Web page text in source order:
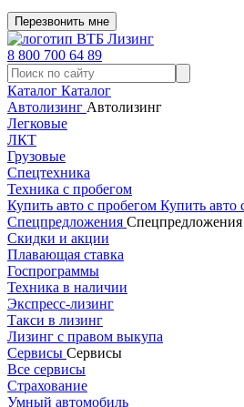
Перезвонить мне
8 800 700 64 89
Каталог Каталог
Автолизинг Автолизинг
Легковые
ЛКТ
Грузовые
Спецтехника
Техника с пробегом
Купить авто с пробегом Купить авто
Спецпредложения Спецпредложения
Скидки и акции
Плавающая ставка
Госпрограммы
Техника в наличии
Экспресс-лизинг
Такси в лизинг
Лизинг с правом выкупа
Сервисы Сервисы
Все сервисы
Страхование
Умный автомобиль